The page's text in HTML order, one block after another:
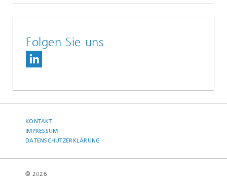
Folgen Sie uns
KONTAKT
IMPRESSUM
DATENSCHUTZERKLÄRUNG
© 2026